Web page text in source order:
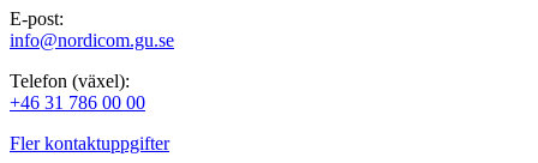
E-post:
info@nordicom.gu.se
Telefon (växel):
+46 31 786 00 00
Fler kontaktuppgifter